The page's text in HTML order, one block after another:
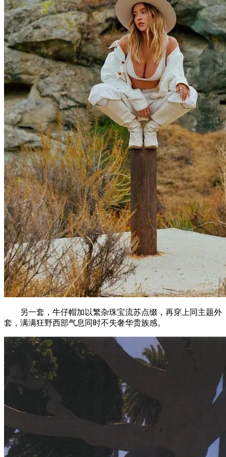
另一套，牛仔帽加以繁杂珠宝流苏点缀，再穿上同主题外
套，满满狂野西部气息同时不失奢华贵族感。